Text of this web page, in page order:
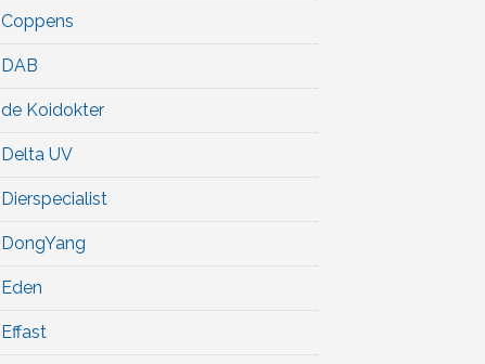
Coppens
DAB
de Koidokter
Delta UV
Dierspecialist
DongYang
Eden
Effast